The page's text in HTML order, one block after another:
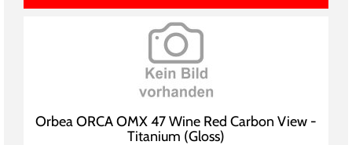
Orbea ORCA OMX 47 Wine Red Carbon View -
Titanium (Gloss)